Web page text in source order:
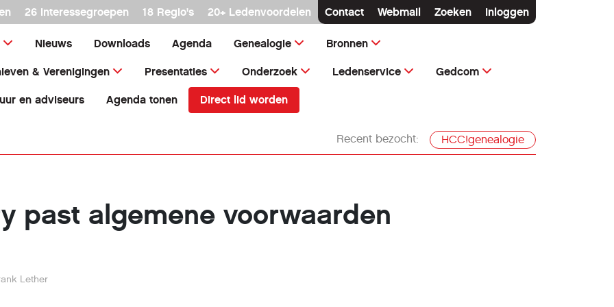
26 interessegroepen 18 Regio's 20+ Ledenvoordelen Contact Webmail Zoeken Inloggen
Nieuws Downloads Agenda Genealogie Bronnen
& Verenigingen Presentaties Onderzoek Ledenservice Gedcom
en adviseurs Agenda tonen Direct lid worden
Recent bezocht: HCC!genealogie
past algemene voorwaarden
Lether